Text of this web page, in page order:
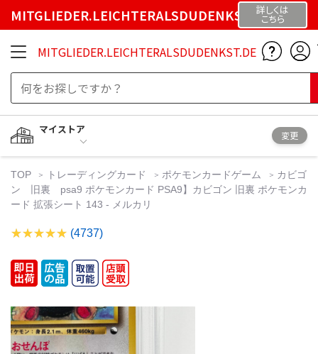
MITGLIEDER.LEICHTERALSDUDENKST.DE詳しくは
こちら
MITGLIEDER.LEICHTERALSDUDENKST.DE
マイストア
変更
TOP トレーディングカード ポケモンカードゲーム
カビゴ
ン 旧裏 psa9 ポケモンカード PSA9】カビゴン 旧裏 ポケモンカ
ード 拡張シート 143 - メルカリ
(4737)